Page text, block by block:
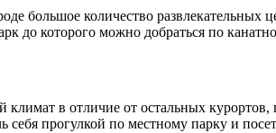
большое количество развлекательных
до которого можно добраться по
в отличие от остальных
себя прогулкой по местному парку и